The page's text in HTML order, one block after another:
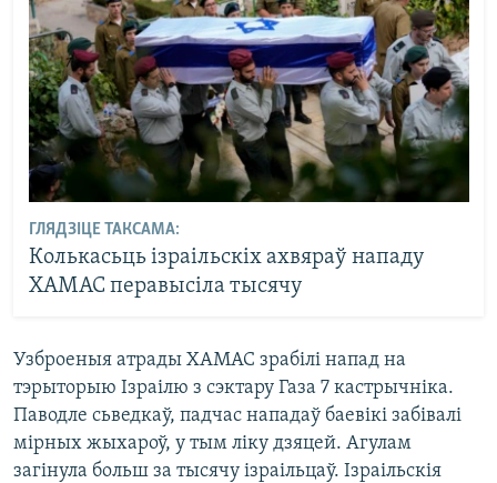
ГЛЯДЗІЦЕ ТАКСАМА:
Колькасьць ізраільскіх ахвяраў нападу
ХАМАС перавысіла тысячу
Узброеныя атрады ХАМАС зрабілі напад на
тэрыторыю Ізраілю з сэктару Газа 7 кастрычніка.
Паводле сьведкаў, падчас нападаў баевікі забівалі
мірных жыхароў, у тым ліку дзяцей. Агулам
загінула больш за тысячу ізраільцаў. Ізраільскія